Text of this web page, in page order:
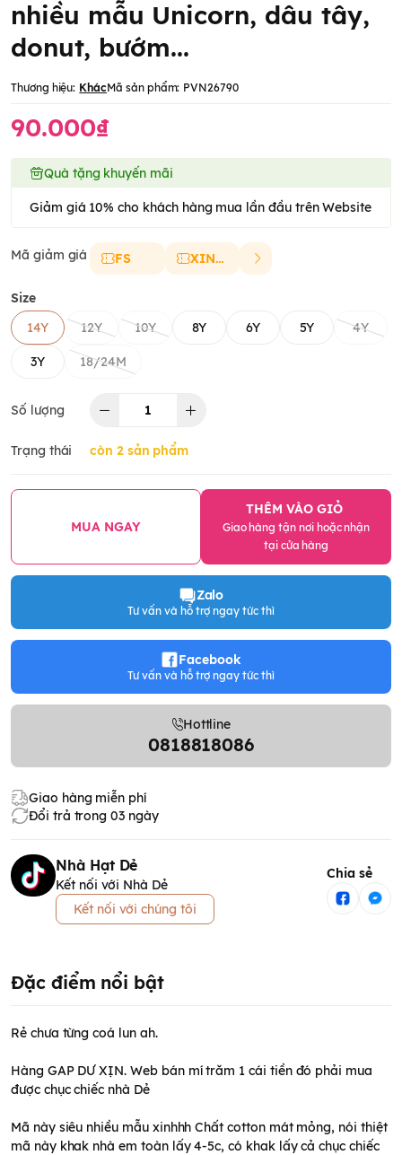
nhiều mẫu Unicorn, dâu tây,
donut, bướm...
Thương hiệu: KhácMã sản phẩm: PVN26790
90.000₫
Quà tặng khuyến mãi
Giảm giá 10% cho khách hàng mua lần đầu trên Website
Mã giảm giá FS XINCHAO
Size
14Y
12Y 10Y 8Y 6Y 5Y 4Y
3Y 18/24M
Số lượng
Trạng thái còn 2 sản phẩm
MUA NGAY
THÊM VÀO GIỎ
Giao hàng tận nơi hoặc nhận
tại cửa hàng
Zalo
Tư vấn và hỗ trợ ngay tức thì
Facebook
Tư vấn và hỗ trợ ngay tức thì
Hottline
0818818086
Giao hàng miễn phí
Đổi trả trong 03 ngày
Nhà Hạt Dẻ
Kết nối với Nhà Dẻ
Kết nối với chúng tôi
Chia sẻ
Đặc điểm nổi bật
Rẻ chưa từng coá lun ah.
Hàng GAP DƯ XỊN. Web bán mí trăm 1 cái tiền đó phải mua
được chục chiếc nhà Dẻ
Mã này siêu nhiều mẫu xinhhh Chất cotton mát mỏng, nói thiệt
mã này khak nhà em toàn lấy 4-5c, có khak lấy cả chục chiếc